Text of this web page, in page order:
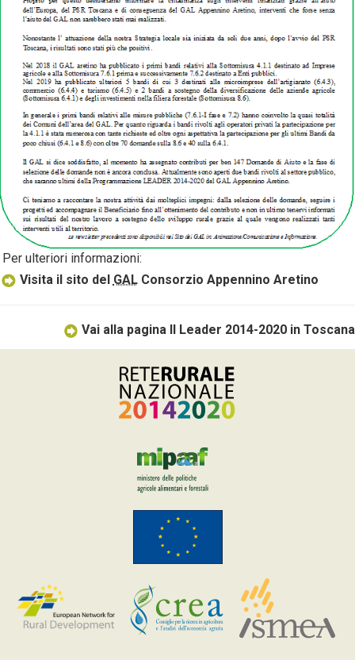
Per ulteriori informazioni:
Visita il sito del GALConsorzio Appennino Aretino
Vai alla pagina Il Leader 2014-2020 in Toscana